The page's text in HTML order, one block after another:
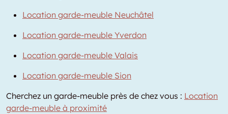
Location garde-meuble Neuchâtel
Location garde-meuble Yverdon
Location garde-meuble Valais
Location garde-meuble Sion
Cherchez un garde-meuble près de chez vous : Location
garde-meuble à proximité